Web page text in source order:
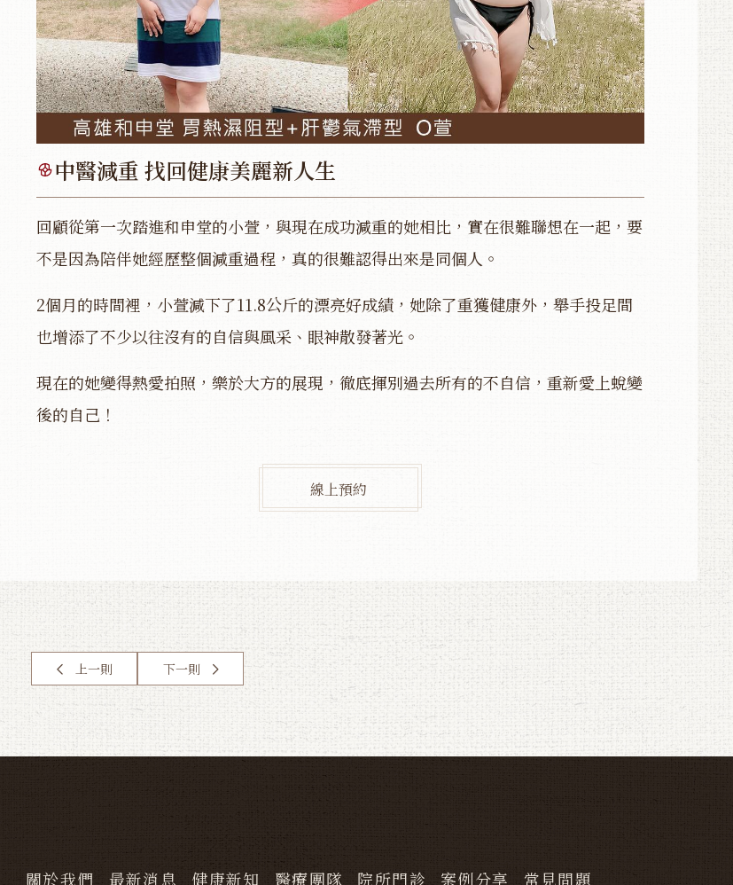
中醫減重 找回健康美麗新人生
回顧從第一次踏進和申堂的小萱，與現在成功減重的她相比，實在很難聯想在一起，要
不是因為陪伴她經歷整個減重過程，真的很難認得出來是同個人。
2個月的時間裡，小萱減下了11.8公斤的漂亮好成績，她除了重獲健康外，舉手投足間
也增添了不少以往沒有的自信與風采、眼神散發著光。
現在的她變得熱愛拍照，樂於大方的展現，徹底揮別過去所有的不自信，重新愛上蛻變
後的自己！
線上預約
上一則 下一則
關於我們 最新消息 健康新知 醫療團隊 院所門診 案例分享 常見問題